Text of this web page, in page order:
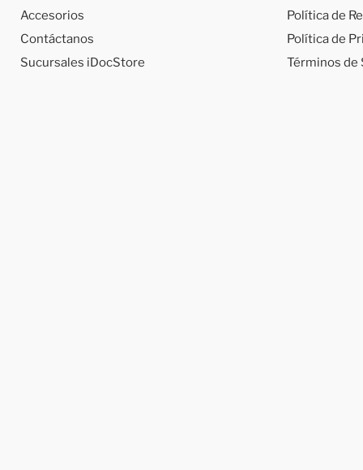
Accesorios
Contáctanos
Sucursales iDocStore
Política de
Política de
Términos de